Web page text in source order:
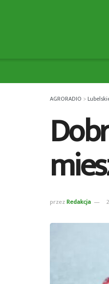
AGRORADIO >
przezRedakcja